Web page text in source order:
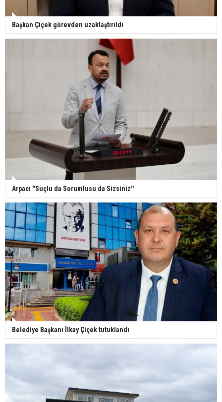
Başkan Çiçek görevden uzaklaştırıldı
Arpacı ''Suçlu da Sorumlusu da Sizsiniz''
Belediye Başkanı İlkay Çiçek tutuklandı